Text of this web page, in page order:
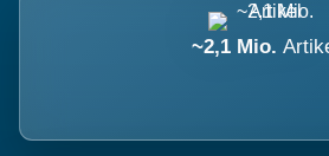
~2,1 Mio.